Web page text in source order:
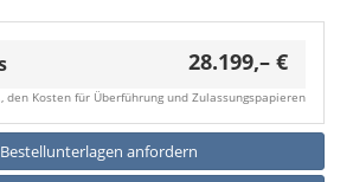
umfasst
diese
die
Zoll-
28.199,– €
den Kosten für Überführung und Zulassungspapieren
Bestellunterlagen anfordern